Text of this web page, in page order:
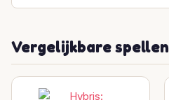
Vergelijkbare spellen